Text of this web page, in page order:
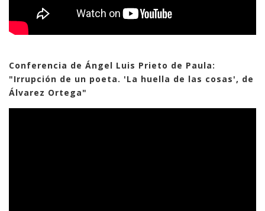
Conferencia de Ángel Luis Prieto de Paula:
"Irrupción de un poeta. 'La huella de las cosas', de
Álvarez Ortega"